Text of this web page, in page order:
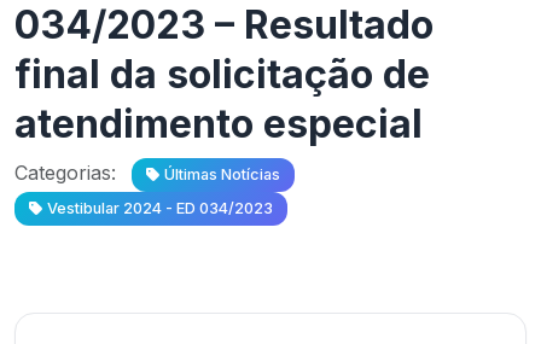
034/2023 – Resultado
final da solicitação de
atendimento especial
Categorias:
Últimas Notícias
Vestibular 2024 - ED 034/2023